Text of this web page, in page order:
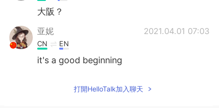
大阪？
亚妮 2021.04.01 07:03
CN EN
it's a good beginning
打開HelloTalk加入聊天